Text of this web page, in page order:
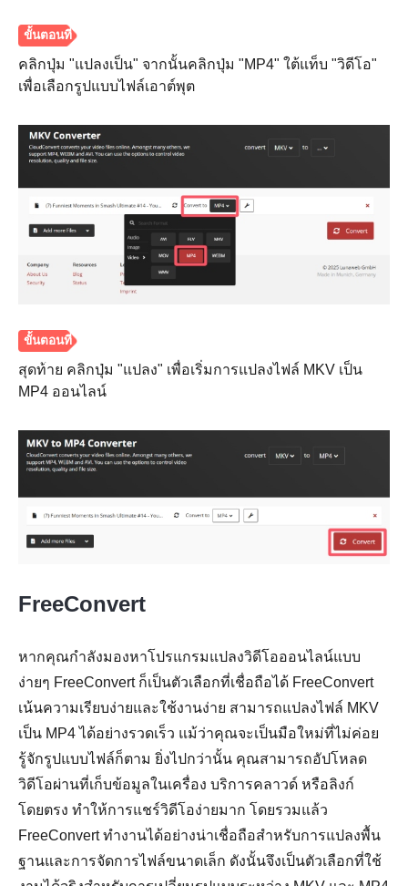
ขั้นตอนที่
3
คลิกปุ่ม "แปลงเป็น" จากนั้นคลิกปุ่ม "MP4" ใต้แท็บ "วิดีโอ"
เพื่อเลือกรูปแบบไฟล์เอาต์พุต
สุดท้าย คลิกปุ่ม "แปลง" เพื่อเริ่มการแปลงไฟล์ MKV เป็น
MP4 ออนไลน์
FreeConvert
หากคุณกำลังมองหาโปรแกรมแปลงวิดีโอออนไลน์แบบ
ง่ายๆ FreeConvert ก็เป็นตัวเลือกที่เชื่อถือได้ FreeConvert
เน้นความเรียบง่ายและใช้งานง่าย สามารถแปลงไฟล์ MKV
เป็น MP4 ได้อย่างรวดเร็ว แม้ว่าคุณจะเป็นมือใหม่ที่ไม่ค่อย
รู้จักรูปแบบไฟล์ก็ตาม ยิ่งไปกว่านั้น คุณสามารถอัปโหลด
วิดีโอผ่านที่เก็บข้อมูลในเครื่อง บริการคลาวด์ หรือลิงก์
โดยตรง ทำให้การแชร์วิดีโอง่ายมาก โดยรวมแล้ว
FreeConvert ทำงานได้อย่างน่าเชื่อถือสำหรับการแปลงพื้น
ฐานและการจัดการไฟล์ขนาดเล็ก ดังนั้นจึงเป็นตัวเลือกที่ใช้